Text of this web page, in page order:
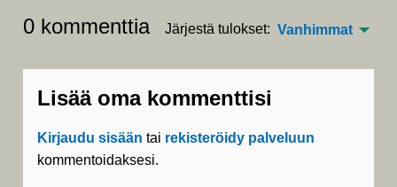
0 kommenttia Järjestä tulokset: Vanhimmat
Lisää oma kommenttisi
Kirjaudu sisään tai rekisteröidy palveluun
kommentoidaksesi.